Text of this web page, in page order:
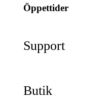
Öppettider
Support
Butik